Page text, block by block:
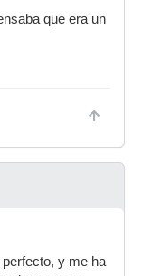
que era un
y me ha